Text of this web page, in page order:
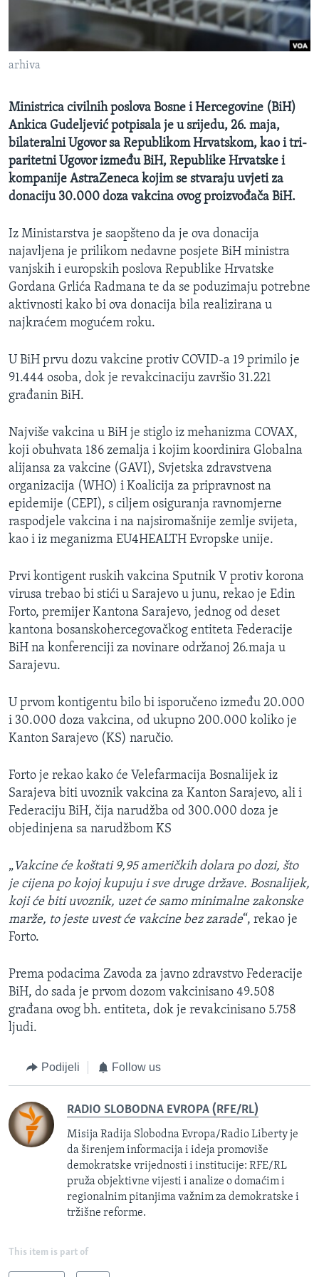
O GLASU AMERIKE
PRATITE NAS
Jezici
arhiva
Ministrica civilnih poslova Bosne i Hercegovine (BiH)
Ankica Gudeljević potpisala je u srijedu, 26. maja,
bilateralni Ugovor sa Republikom Hrvatskom, kao i tri-
paritetni Ugovor između BiH, Republike Hrvatske i
kompanije AstraZeneca kojim se stvaraju uvjeti za
donaciju 30.000 doza vakcina ovog proizvođača BiH.
Iz Ministarstva je saopšteno da je ova donacija
najavljena je prilikom nedavne posjete BiH ministra
vanjskih i europskih poslova Republike Hrvatske
Gordana Grlića Radmana te da se poduzimaju potrebne
aktivnosti kako bi ova donacija bila realizirana u
najkraćem mogućem roku.
U BiH prvu dozu vakcine protiv COVID-a 19 primilo je
91.444 osoba, dok je revakcinaciju završio 31.221
građanin BiH.
Najviše vakcina u BiH je stiglo iz mehanizma COVAX,
koji obuhvata 186 zemalja i kojim koordinira Globalna
alijansa za vakcine (GAVI), Svjetska zdravstvena
organizacija (WHO) i Koalicija za pripravnost na
epidemije (CEPI), s ciljem osiguranja ravnomjerne
raspodjele vakcina i na najsiromašnije zemlje svijeta,
kao i iz meganizma EU4HEALTH Evropske unije.
Prvi kontigent ruskih vakcina Sputnik V protiv korona
virusa trebao bi stići u Sarajevo u junu, rekao je Edin
Forto, premijer Kantona Sarajevo, jednog od deset
kantona bosanskohercegovačkog entiteta Federacije
BiH na konferenciji za novinare održanoj 26.maja u
Sarajevu.
U prvom kontigentu bilo bi isporučeno između 20.000
i 30.000 doza vakcina, od ukupno 200.000 koliko je
Kanton Sarajevo (KS) naručio.
Forto je rekao kako će Velefarmacija Bosnalijek iz
Sarajeva biti uvoznik vakcina za Kanton Sarajevo, ali i
Federaciju BiH, čija narudžba od 300.000 doza je
objedinjena sa narudžbom KS
„ Vakcine će koštati 9,95 američkih dolara po dozi, što
je cijena po kojoj kupuju i sve druge države. Bosnalijek,
koji će biti uvoznik, uzet će samo minimalne zakonske
marže, to jeste uvest će vakcine bez zarade“, rekao je
Forto.
Prema podacima Zavoda za javno zdravstvo Federacije
BiH, do sada je prvom dozom vakcinisano 49.508
građana ovog bh. entiteta, dok je revakcinisano 5.758
ljudi.
Podijeli Follow us
RADIO SLOBODNA EVROPA (RFE/RL)
Misija Radija Slobodna Evropa/Radio Liberty je
da širenjem informacija i ideja promoviše
demokratske vrijednosti i institucije: RFE/RL
pruža objektivne vijesti i analize o domaćim i
regionalnim pitanjima važnim za demokratske i
tržišne reforme.
This item is part of